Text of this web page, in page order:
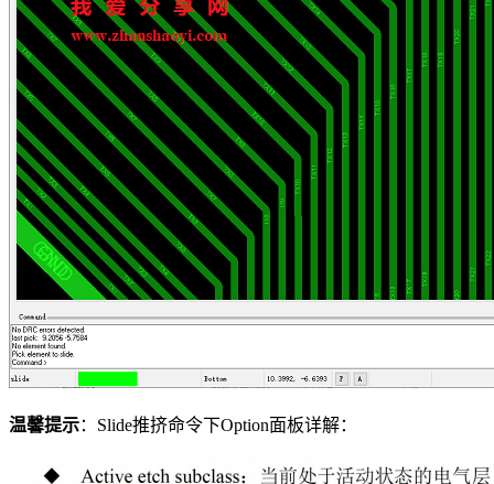
温馨提示：Slide推挤命令下Option面板详解：